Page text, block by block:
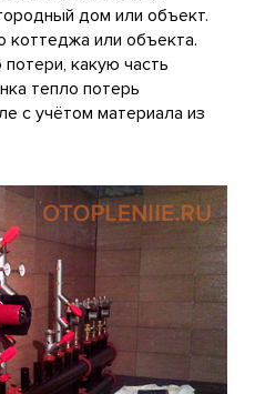
дом или объект.
или объекта.
какую часть
тепло потерь
с учётом материала из